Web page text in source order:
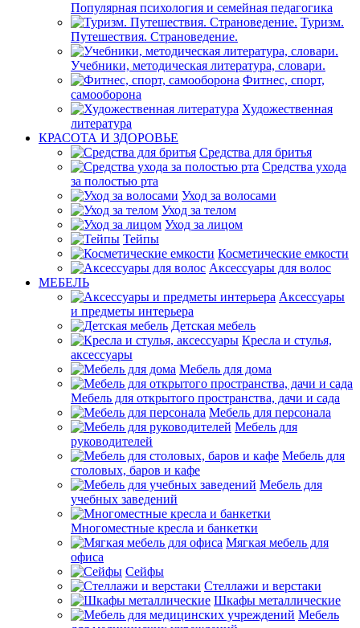
Популярная психология и семейная педагогика
Туризм.
Путешествия. Страноведение.
Учебники, методическая литература, словари.
Фитнес, спорт,
самооборона
Художественная
литература
КРАСОТА И ЗДОРОВЬЕ
Средства для бритья
Средства ухода
за полостью рта
Уход за волосами
Уход за телом
Уход за лицом
Тейпы
Косметические емкости
Аксессуары для волос
МЕБЕЛЬ
Аксессуары
и предметы интерьера
Детская мебель
Кресла и стулья,
аксессуары
Мебель для дома
Мебель для открытого пространства, дачи и сада
Мебель для персонала
Мебель для
руководителей
Мебель для
столовых, баров и кафе
Мебель для
учебных заведений
Многоместные кресла и банкетки
Мягкая мебель для
офиса
Сейфы
Стеллажи и верстаки
Шкафы металлические
Мебель